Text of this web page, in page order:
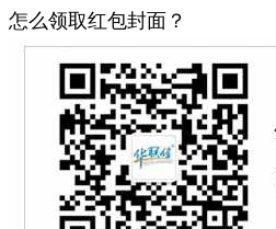
怎么领取红包封面？